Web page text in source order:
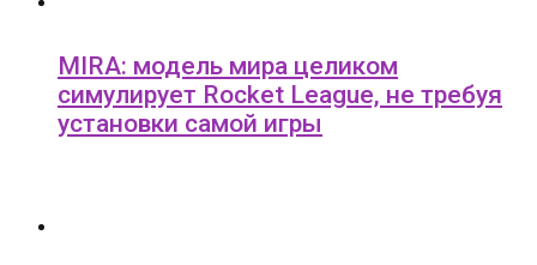
MIRA: модель мира целиком
симулирует Rocket League, не требуя
установки самой игры